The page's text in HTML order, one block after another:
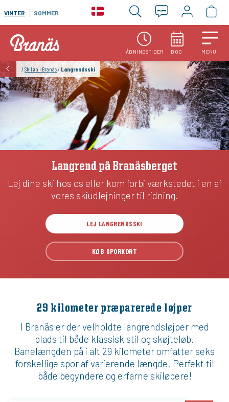
ÅBNINGSTIDER BOG MENU
/Skiløb i Branäs/ Langrendsski
VINTER SOMMER
Langrend på Branäsberget
Lej dine ski hos os eller kom forbi værkstedet i en af
vores skiudlejninger til ridning.
LEJ LANGRENDSSKI
KØB SPORKORT
29 kilometer præparerede løjper
I Branäs er der velholdte langrendsløjper med
plads til både klassisk stil og skøjteløb.
Banelængden på i alt 29 kilometer omfatter seks
forskellige spor af varierende længde. Perfekt til
både begyndere og erfarne skiløbere!